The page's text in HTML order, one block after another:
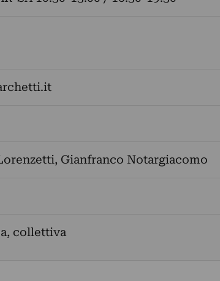
, Gianfranco Notargiacomo
collettiva